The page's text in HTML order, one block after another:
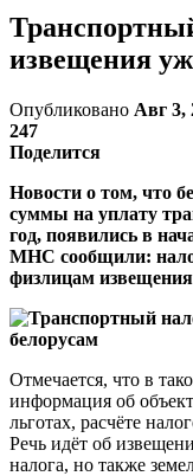
извещения
Опубликовано Авг 3,
247
Поделится
Новости о том, что
суммы на уплату
год, появились в
МНС сообщили:
физлицам
Отмечается, что в
информация об
льготах, расчёте
Речь идёт об
налога, но также